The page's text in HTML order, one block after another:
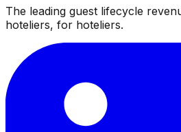
The leading guest lifecycle
hoteliers, for hoteliers.